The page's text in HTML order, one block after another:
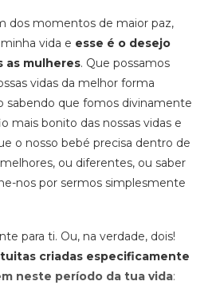
dos momentos de maior paz,
vida e esse é o desejo
as mulheres. Que possamos
vidas da melhor forma
sabendo que fomos divinamente
mais bonito das nossas vidas e
o nosso bebé precisa dentro de
ou diferentes, ou saber
nos por sermos simplesmente
para ti. Ou, na verdade, dois!
criadas especificamente
neste período da tua vida: